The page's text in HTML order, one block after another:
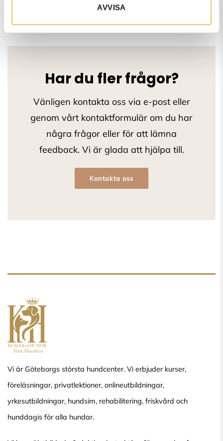
AVVISA
Har du fler frågor?
Vänligen kontakta oss via e-post eller
genom vårt kontaktformulär om du har
några frågor eller för att lämna
feedback. Vi är glada att hjälpa till.
Kontakta oss
Vi är Göteborgs största hundcenter. Vi erbjuder kurser,
föreläsningar, privatlektioner, onlineutbildningar,
yrkesutbildningar, hundsim, rehabilitering, friskvård och
hunddagis för alla hundar.